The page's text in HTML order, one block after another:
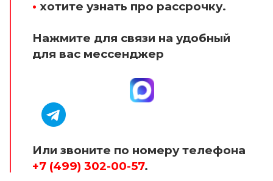
• хотите узнать про рассрочку.
Нажмите для связи на удобный
для вас мессенджер
Или звоните по номеру телефона
+7 (499) 302-00-57.